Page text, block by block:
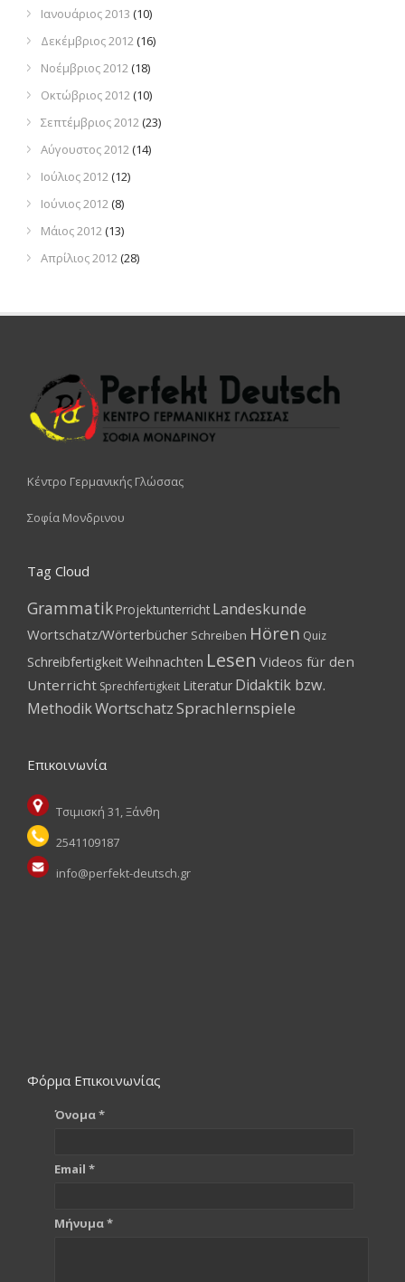
Ιανουάριος 2013 (10)
Δεκέμβριος 2012(16)
Νοέμβριος 2012(18)
Οκτώβριος 2012(10)
Σεπτέμβριος 2012(23)
Αύγουστος 2012(14)
Ιούλιος 2012(12)
Ιούνιος 2012(8)
Μάιος 2012(13)
Απρίλιος 2012(28)
Κέντρο Γερμανικής Γλώσσας
Σοφία Μονδρινου
Tag Cloud
Grammatik Projektunterricht Landeskunde
Wortschatz/Wörterbücher Schreiben Hören Quiz
SchreibfertigkeitWeihnachten Lesen Videos für den
Unterricht Sprechfertigkeit Literatur Didaktik bzw.
MethodikWortschatzSprachlernspiele
Επικοινωνία
Τσιμισκή 31, Ξάνθη
2541109187
info@perfekt-deutsch.gr
Φόρμα Επικοινωνίας
Όνομα *
Email *
Μήνυμα *